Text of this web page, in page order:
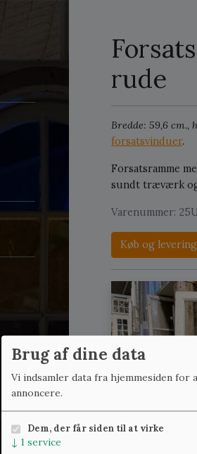
rude
Bredde: 59,6 cm.,
forsatsvinduer.
Forsatsramme
sundt træværk
Varenummer:
Køb og levering
Brug af dine data
Vi indsamler data fra hjemmesiden
annoncere.
Dem, der får siden til at virke
↓ 1 service